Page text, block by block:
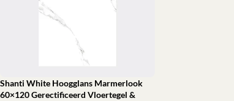
Shanti White Hoogglans Marmerlook
60×120 Gerectificeerd Vloertegel &